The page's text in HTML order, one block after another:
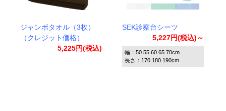
ジャンボタオル（3枚）
（クレジット価格）
5,225円(税込)
SEK診察台シーツ
5,227円(税込)～
幅：50.55.60.65.70cm
長さ：170.180.190cm